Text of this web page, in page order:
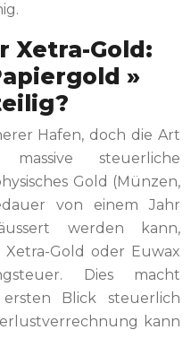
Xetra-Gold:
»
Hafen, doch die Art
steuerliche
Gold (Münzen,
von einem Jahr
werden kann,
Gold oder Euwax
Dies macht
Blick steuerlich
kann